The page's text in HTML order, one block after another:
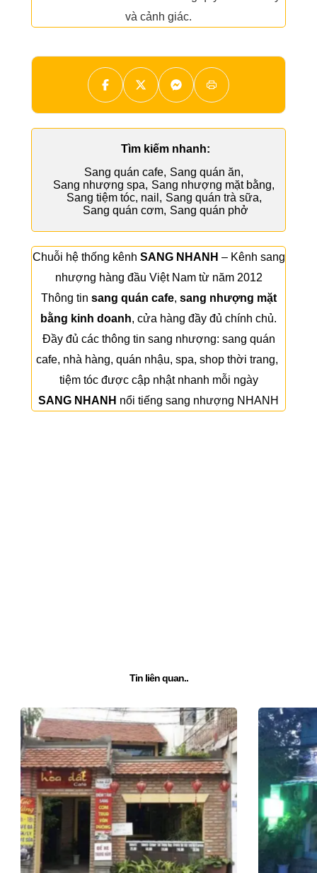
và cảnh giác.
Tìm kiếm nhanh:
Sang quán cafe, Sang quán ăn,
Sang nhượng spa, Sang nhượng mặt bằng,
Sang tiệm tóc, nail , Sang quán trà sữa,
Sang quán cơm, Sang quán phở
Chuỗi hệ thống kênh SANG NHANH – Kênh sang
nhượng hàng đầu Việt Nam từ năm 2012
Thông tin sang quán cafe, sang nhượng mặt
bằng kinh doanh, cửa hàng đầy đủ chính chủ.
Đầy đủ các thông tin sang nhượng: sang quán
cafe, nhà hàng, quán nhậu, spa, shop thời trang,
tiệm tócđược cập nhật nhanh mỗi ngày
SANG NHANH nổi tiếng sang nhượng NHANH
Tin liên quan..